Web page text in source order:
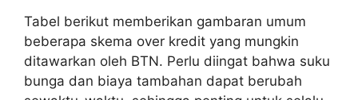
Tabel berikut memberikan gambaran umum
beberapa skema over kredit yang mungkin
ditawarkan oleh BTN. Perlu diingat bahwa suku
bunga dan biaya tambahan dapat berubah